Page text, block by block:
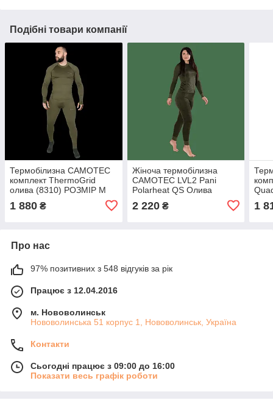
Подібні товари компанії
Термобілизна CAMOTEC
комплект ThermoGrid
олива (8310) РОЗМІР М
1 880 ₴
Жіноча термобілизна
CAMOTEC LVL2 Pani
Polarheat QS Олива
Меланж (8320) РОЗМІР S
2 220₴ 1
Про нас
97% позитивних з 548 відгуків за рік
Працює з 12.04.2016
м. Нововолинськ
Нововолинська 51 корпус 1, Нововолинськ, Україна
Контакти
Сьогодні працює з 09:00 до 16:00
Показати весь графік роботи